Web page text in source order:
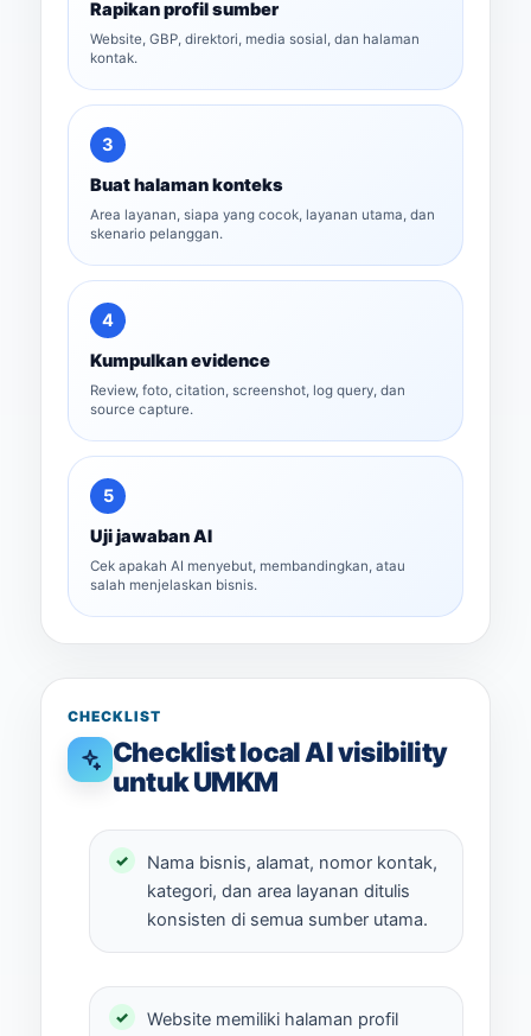
Rapikan profil sumber
Website, GBP, direktori, media sosial, dan halaman
kontak.
3
Buat halaman konteks
Area layanan, siapa yang cocok, layanan utama, dan
skenario pelanggan.
4
Kumpulkan evidence
Review, foto, citation, screenshot, log query, dan
source capture.
5
Uji jawaban AI
Cek apakah AI menyebut, membandingkan, atau
salah menjelaskan bisnis.
CHECKLIST
Checklist local AI visibility
untuk UMKM
Nama bisnis, alamat, nomor kontak,
kategori, dan area layanan ditulis
konsisten di semua sumber utama.
Website memiliki halaman profil